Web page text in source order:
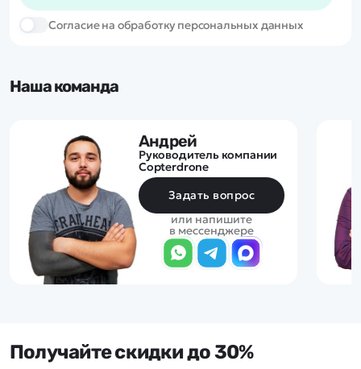
Cогласие на обработку персональных данных
Наша команда
Андрей
Руководитель компании
Copterdrone
Задать вопрос
или напишите
в мессенджере
Получайте скидки до 30%